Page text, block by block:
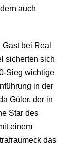
auch
bei Real
sicherten sich
Sieg wichtige
in der
Güler, der in
Star des
einem
das